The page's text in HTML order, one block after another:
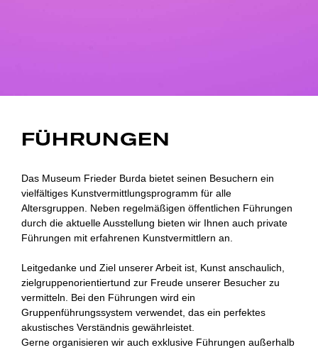
FÜHRUNGEN
Das Museum Frieder Burda bietet seinen Besuchern ein
vielfältiges Kunstvermittlungsprogramm für alle
Altersgruppen. Neben regelmäßigen öffentlichen Führungen
durch die aktuelle Ausstellung bieten wir Ihnen auch private
Führungen mit erfahrenen Kunstvermittlern an.
Leitgedanke und Ziel unserer Arbeit ist, Kunst anschaulich,
zielgruppenorientiertund zur Freude unserer Besucher zu
vermitteln. Bei den Führungen wird ein
Gruppenführungssystem verwendet, das ein perfektes
akustisches Verständnis gewährleistet.
Gerne organisieren wir auch exklusive Führungen außerhalb